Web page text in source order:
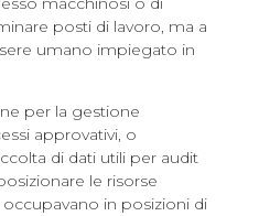
posti di lavoro, ma a
umano impiegato in
per la gestione
approvativi, o
di dati utili per audit
le risorse
in posizioni di